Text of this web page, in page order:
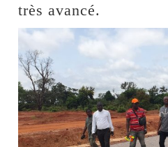
très avancé.